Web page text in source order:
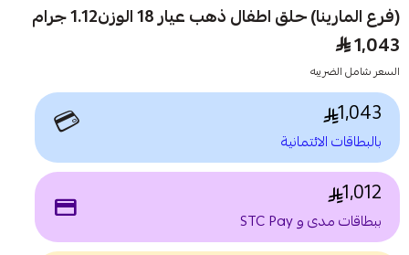
(فرع المارينا) حلق اطفال ذهب عيار 18 الوزن1.12 جرام
1,043
السعر شامل الضريبه
1,043
بالبطاقات الائتمانية 💳
1,012
ببطاقات مدى و STC Pay payment